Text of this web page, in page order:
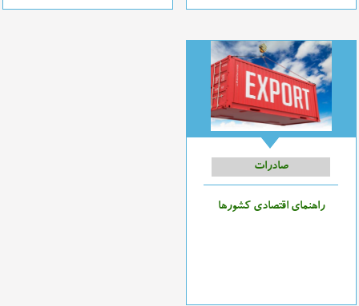
صادرات
راهنمای اقتصادی کشورها